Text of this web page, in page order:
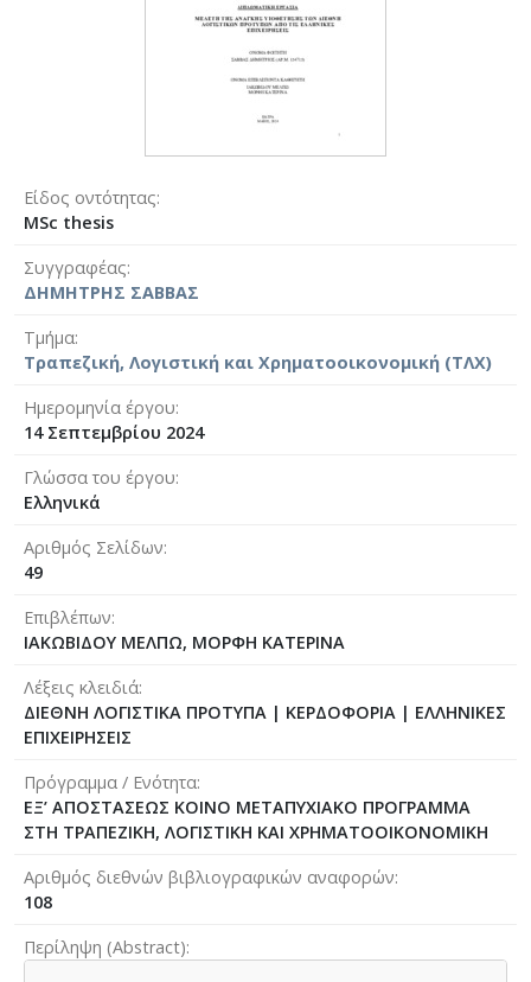
Είδος οντότητας
MSc thesis
Συγγραφέας
ΔΗΜΗΤΡΗΣ ΣΑΒΒΑΣ
Τμήμα
Τραπεζική, Λογιστική και Χρηματοοικονομική (ΤΛΧ)
Ημερομηνία έργου
14 Σεπτεμβρίου 2024
Γλώσσα του έργου
Ελληνικά
Αριθμός Σελίδων
49
Επιβλέπων
ΙΑΚΩΒΙΔΟΥ ΜΕΛΠΩ, ΜΟΡΦΗ ΚΑΤΕΡΙΝΑ
Λέξεις κλειδιά
ΔΙΕΘΝΗ ΛΟΓΙΣΤΙΚΑ ΠΡΟΤΥΠΑ | ΚΕΡΔΟΦΟΡΙΑ | ΕΛΛΗΝΙΚΕΣ
ΕΠΙΧΕΙΡΗΣΕΙΣ
Πρόγραμμα / Ενότητα
ΕΞ’ ΑΠΟΣΤΑΣΕΩΣ ΚΟΙΝΟ ΜΕΤΑΠΥΧΙΑΚΟ ΠΡΟΓΡΑΜΜΑ
ΣΤΗ ΤΡΑΠΕΖΙΚΗ, ΛΟΓΙΣΤΙΚΗ ΚΑΙ ΧΡΗΜΑΤΟΟΙΚΟΝΟΜΙΚΗ
Αριθμός διεθνών βιβλιογραφικών αναφορών
108
Περίληψη (Abstract)